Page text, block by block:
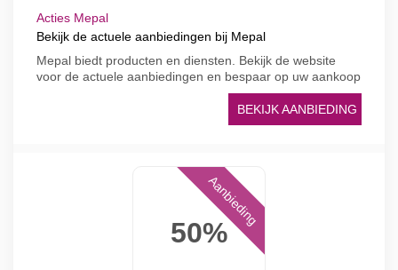
Acties Mepal
Bekijk de actuele aanbiedingen bij Mepal
Mepal biedt producten en diensten. Bekijk de website
voor de actuele aanbiedingen en bespaar op uw aankoop
BEKIJK AANBIEDING
50%
Aanbieding